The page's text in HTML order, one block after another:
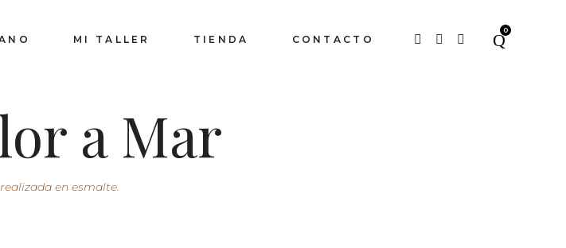
0
MI TALLER TIENDA CONTACTO
a Mar
en esmalte.